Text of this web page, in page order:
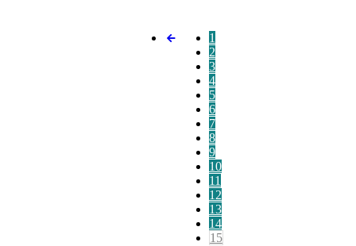
1
2
3
4
5
6
7
8
9
10
11
12
13
14
15